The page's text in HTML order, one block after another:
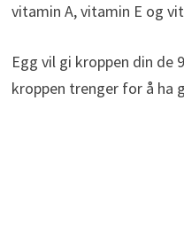
vitamin A, vitamin E og
Egg vil gi kroppen din de
kroppen trenger for å ha